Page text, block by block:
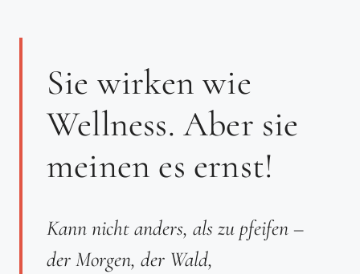
Sie wirken wie
Wellness. Aber sie
meinen es ernst!
Kann nicht anders, als zu pfeifen –
der Morgen, der Wald,